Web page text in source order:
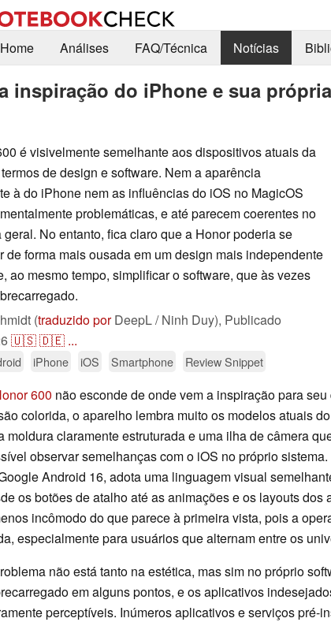
Home
Análises FAQ/Técnica Notícias
inspiração do iPhone e sua
é visivelmente semelhante aos dispositivos atuais da
de design e software. Nem a aparência
à do iPhone nem as influências do iOS no MagicOS
problemáticas, e até parecem coerentes no
geral. No entanto, fica claro que a Honor poderia se
de forma mais ousada em um design mais independente
ao mesmo tempo, simplificar o software, que às vezes
(traduzido porDeepL / Ninh Duy), Publicado
🇺🇸🇩🇪 ...
iPhone iOS Smartphone Review Snippet
600 não esconde de onde vem a inspiração para
colorida, o aparelho lembra muito os modelos atuais
moldura claramente estruturada e uma ilha de câmera
observar semelhanças com o iOS no próprio
Android 16, adota uma linguagem visual
os botões de atalho até as animações e os layouts dos
incômodo do que parece à primeira vista, pois a
especialmente para usuários que alternam entre os
não está tanto na estética, mas sim no próprio
em alguns pontos, e os aplicativos
perceptíveis. Inúmeros aplicativos e serviços pré-